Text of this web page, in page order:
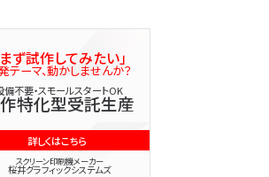
まず試作してみたい」
テーマ、動かしませんか？
備不要・スモールスタートOK
特化型受託生産
詳しくはこちら
スクリーン印刷機メーカー
桜井グラフィックシステムズ